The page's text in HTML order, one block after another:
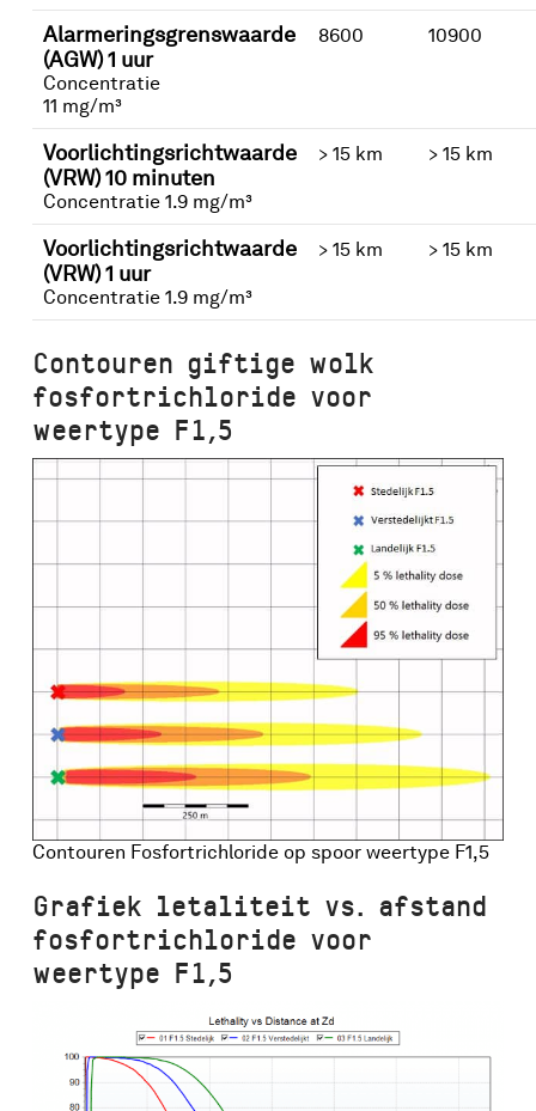
Alarmeringsgrenswaarde
(AGW) 1 uur
Concentratie
11 mg/m³
8600 10900
Voorlichtingsrichtwaarde
(VRW) 10 minuten
Concentratie 1.9 mg/m³
> 15 km > 15 km
Voorlichtingsrichtwaarde
(VRW) 1 uur
Concentratie 1.9 mg/m³
> 15 km > 15 km
Contouren giftige wolk
fosfortrichloride voor
weertype F1,5
Contouren Fosfortrichloride op spoor weertype F1,5
Grafiek letaliteit vs. afstand
fosfortrichloride voor
weertype F1,5